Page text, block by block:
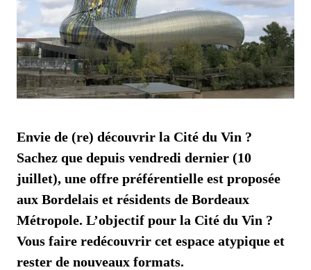
Envie de (re) découvrir la Cité du Vin ?
Sachez que depuis vendredi dernier (10
juillet), une offre préférentielle est proposée
aux Bordelais et résidents de Bordeaux
Métropole. L’objectif pour la Cité du Vin ?
Vous faire redécouvrir cet espace atypique et
rester de nouveaux formats.